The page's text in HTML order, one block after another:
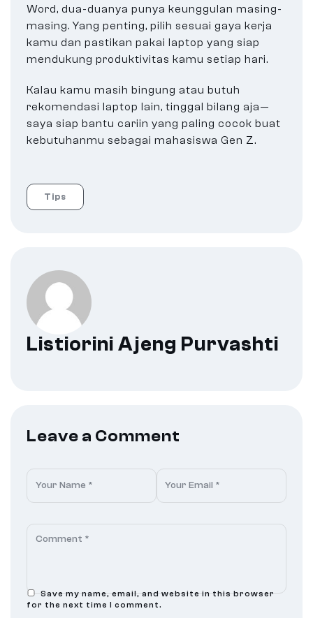
Word, dua-duanya punya keunggulan masing-
masing. Yang penting, pilih sesuai gaya kerja
kamu dan pastikan pakai laptop yang siap
mendukung produktivitas kamu setiap hari.
Kalau kamu masih bingung atau butuh
rekomendasi laptop lain, tinggal bilang aja—
saya siap bantu cariin yang paling cocok buat
kebutuhanmu sebagai mahasiswa Gen Z.
Tips
Listiorini Ajeng Purvashti
Leave a Comment
Save my name, email, and website in this browser
for the next time I comment.